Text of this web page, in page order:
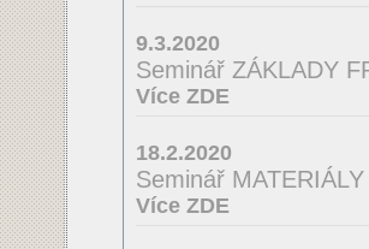
9.3.2020
Seminář ZÁKLADY
Více ZDE
18.2.2020
Seminář
Více ZDE